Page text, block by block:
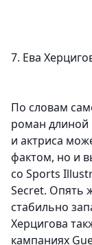
7. Ева
По словам
роман длиной
и актриса
фактом, но и
со Sports
Secret. Опять
стабильно
Херцигова
кампаниях